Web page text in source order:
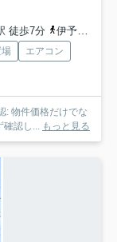
徒歩7分
伊予鉄道環状線(ＪＲ松山駅経由)「県庁前」駅 徒歩9分
エアコン
: 物件価格だけでな
確認し... もっと見る